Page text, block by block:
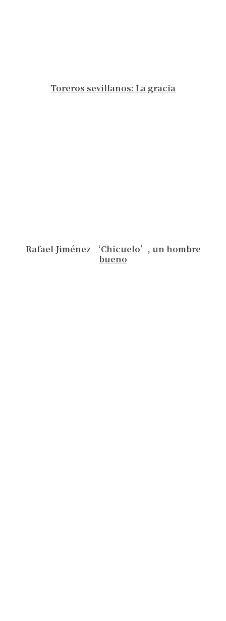
Toreros sevillanos: La gracia
Rafael Jiménez ‘Chicuelo’, un hombre
bueno